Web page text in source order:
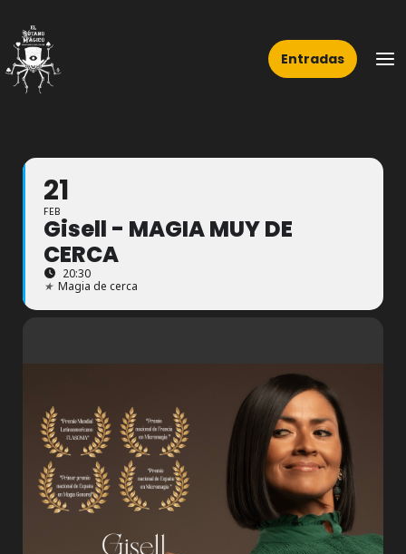
contenido
Entradas
21
FEB
Gisell - MAGIA MUY DE
CERCA
20:30
★ Magia de cerca